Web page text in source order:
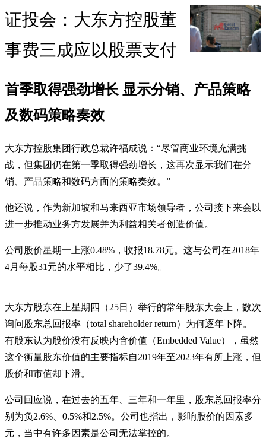
证投会：大东方控股董
事费三成应以股票支付
首季取得强劲增长 显示分销、产品策略
及数码策略奏效
大东方控股集团行政总裁许福成说：“尽管商业环境充满挑
战，但集团仍在第一季取得强劲增长，这再次显示我们在分
销、产品策略和数码方面的策略奏效。”
他还说，作为新加坡和马来西亚市场领导者，公司接下来会以
进一步推动业务方发展并为利益相关者创造价值。
公司股价星期一上涨0.48%，收报18.78元。这与公司在2018年
4月每股31元的水平相比，少了39.4%。
大东方股东在上星期四（25日）举行的常年股东大会上，数次
询问股东总回报率（total shareholder return）为何逐年下降。
有股东认为股价没有反映内含价值（Embedded Value），虽然
这个衡量股东价值的主要指标自2019年至2023年有所上涨，但
股价和市值却下滑。
公司回应说，在过去的五年、三年和一年里，股东总回报率分
别为负2.6%、0.5%和2.5%。公司也指出，影响股价的因素多
元，当中有许多因素是公司无法掌控的。